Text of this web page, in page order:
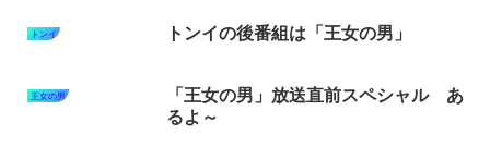
トンイ トンイの後番組は「王女の男」
王女の男
「王女の男」放送直前スペシャル あ
るよ～